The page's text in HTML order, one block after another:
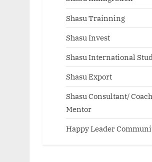
Shasu Trainning
Shasu Invest
Shasu International
Shasu Export
Shasu Consultant/
Mentor
Happy Leader